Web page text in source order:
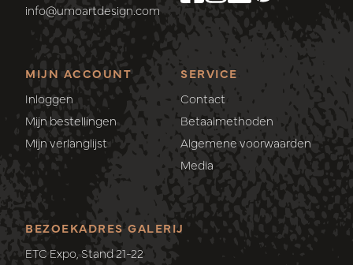
info@umoartdesign.com
MIJN ACCOUNT
Inloggen
Mijn bestellingen
Mijn verlanglijst
SERVICE
Contact
Betaalmethoden
Algemene voorwaarden
Media
BEZOEKADRES GALERIJ
ETC Expo, Stand 21-22